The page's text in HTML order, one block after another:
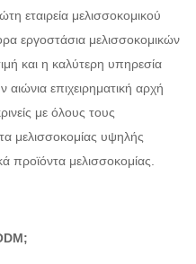
εταιρεία μελισσοκομικού
εργοστάσια μελισσοκομικών
και η καλύτερη υπηρεσία
επιχειρηματική αρχή
με όλους τους
μελισσοκομίας υψηλής
προϊόντα μελισσοκομίας.